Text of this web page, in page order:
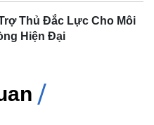
Thủ Đắc Lực Cho Môi
Hiện Đại